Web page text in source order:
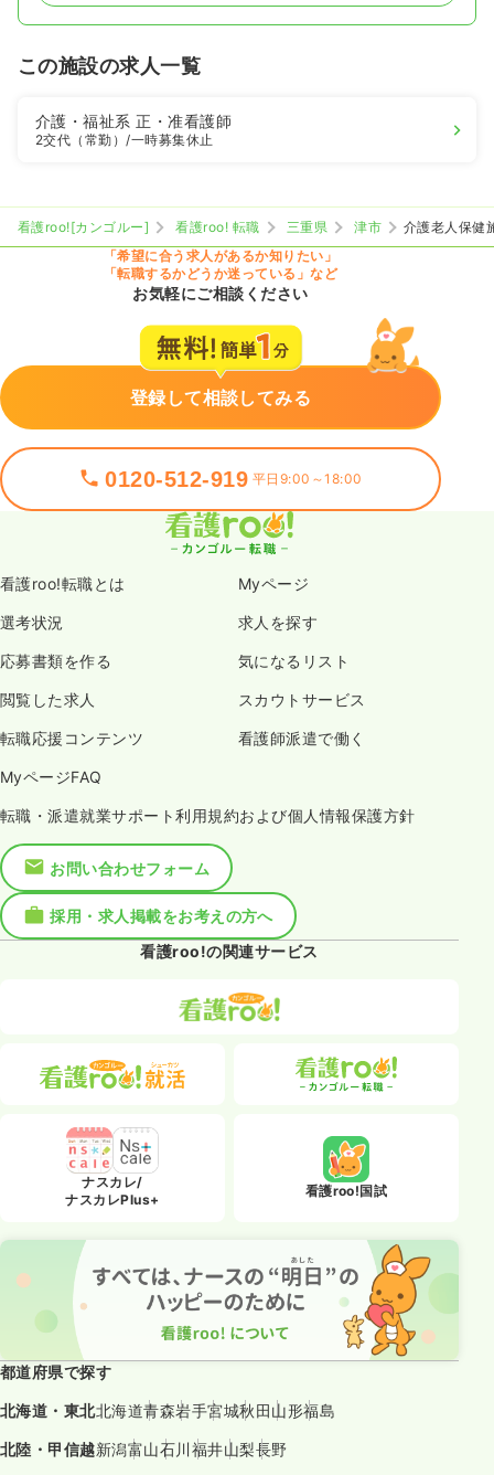
この施設の求人一覧
介護・福祉系正・准看護師
2交代（常勤）/一時募集休止
看護roo![カンゴルー] 看護roo! 転職 三重県 津市
介護老人保健
「希望に合う求人があるか知りたい」
「転職するかどうか迷っている」など
お気軽にご相談ください
登録して相談してみる
0120-512-919 平日9:00～18:00
看護roo!転職とは Myページ
選考状況 求人を探す
応募書類を作る 気になるリスト
閲覧した求人 スカウトサービス
転職応援コンテンツ 看護師派遣で働く
MyページFAQ
転職・派遣就業サポート利用規約および個人情報保護方針
お問い合わせフォーム
採用・求人掲載をお考えの方へ
看護roo!の関連サービス
ナスカレ/
ナスカレPlus+
看護roo!国試
都道府県で探す
北海道・東北北海道青森岩手宮城秋田山形福島
北陸・甲信越新潟富山石川福井山梨長野